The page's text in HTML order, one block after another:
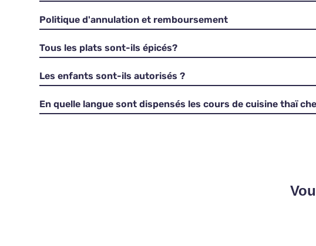
Politique d'annulation et remboursement
Tous les plats sont-ils épicés?
Les enfants sont-ils autorisés ?
En quelle langue sont dispensés les cours de cuisine thaï